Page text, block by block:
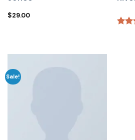
$29.00
Sale!